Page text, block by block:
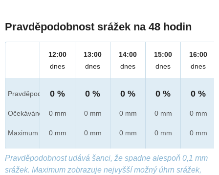
Pravděpodobnost srážek na 48 hodin
Pravděpod.
Očekáváno
Maximum
12:00
dnes
0 %
0 mm
0 mm
13:00
dnes
0 %
0 mm
0 mm
14:00
dnes
0 %
0 mm
0 mm
15:00
dnes
0 %
0 mm
0 mm
16:00
dnes
0 %
0 mm
0 mm
Pravděpodobnost udává šanci, že spadne alespoň 0,1 mm
srážek. Maximum zobrazuje nejvyšší možný úhrn srážek,